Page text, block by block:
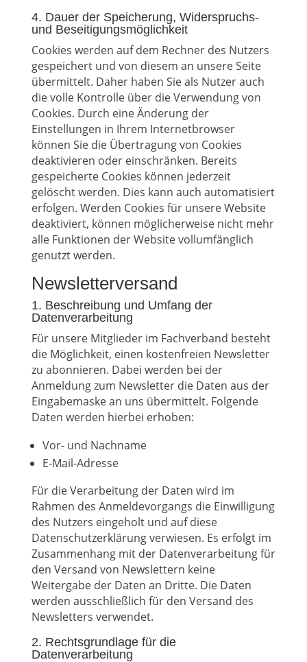
4. Dauer der Speicherung, Widerspruchs-
und Beseitigungsmöglichkeit
Cookies werden auf dem Rechner des Nutzers
gespeichert und von diesem an unsere Seite
übermittelt. Daher haben Sie als Nutzer auch
die volle Kontrolle über die Verwendung von
Cookies. Durch eine Änderung der
Einstellungen in Ihrem Internetbrowser
können Sie die Übertragung von Cookies
deaktivieren oder einschränken. Bereits
gespeicherte Cookies können jederzeit
gelöscht werden. Dies kann auch automatisiert
erfolgen. Werden Cookies für unsere Website
deaktiviert, können möglicherweise nicht mehr
alle Funktionen der Website vollumfänglich
genutzt werden.
Newsletterversand
1. Beschreibung und Umfang der
Datenverarbeitung
Für unsere Mitglieder im Fachverband besteht
die Möglichkeit, einen kostenfreien Newsletter
zu abonnieren. Dabei werden bei der
Anmeldung zum Newsletter die Daten aus der
Eingabemaske an uns übermittelt. Folgende
Daten werden hierbei erhoben:
Vor- und Nachname
E-Mail-Adresse
Für die Verarbeitung der Daten wird im
Rahmen des Anmeldevorgangs die Einwilligung
des Nutzers eingeholt und auf diese
Datenschutzerklärung verwiesen. Es erfolgt im
Zusammenhang mit der Datenverarbeitung für
den Versand von Newslettern keine
Weitergabe der Daten an Dritte. Die Daten
werden ausschließlich für den Versand des
Newsletters verwendet.
2. Rechtsgrundlage für die
Datenverarbeitung